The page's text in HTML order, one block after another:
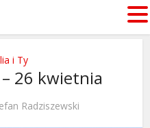
i Ty
26 kwietnia
Radziszewski